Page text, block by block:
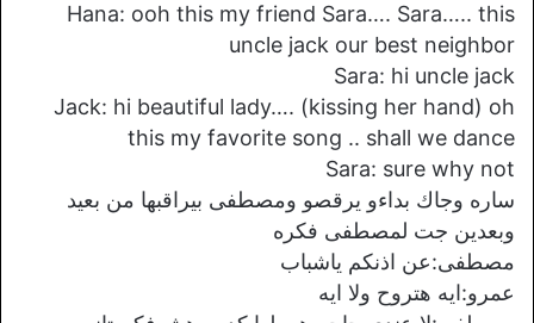
Hana: ooh this my friend Sara…. Sara….. this
uncle jack our best neighbor
Sara: hi uncle jack
Jack: hi beautiful lady…. (kissing her hand) oh
this my favorite song .. shall we dance
Sara: sure why not
ساره وجاك بداءو يرقصو ومصطفى بيراقبها من بعيد
وبعدين جت لمصطفى فكره
مصطفى:عن اذنكم ياشباب
عمرو:ايه هتروح ولا ايه